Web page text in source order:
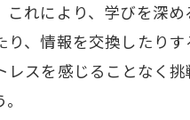
れにより、学びを深
、情報を交換したり
スを感じることなく